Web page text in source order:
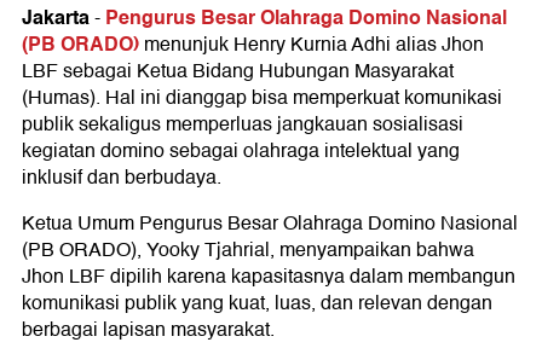
Jakarta-Pengurus Besar Olahraga Domino Nasional
(PB ORADO)menunjuk Henry Kurnia Adhi alias Jhon
LBF sebagai Ketua Bidang Hubungan Masyarakat
(Humas). Hal ini dianggap bisa memperkuat komunikasi
publik sekaligus memperluas jangkauan sosialisasi
kegiatan domino sebagai olahraga intelektual yang
inklusif dan berbudaya.
Ketua Umum Pengurus Besar Olahraga Domino Nasional
(PB ORADO), Yooky Tjahrial, menyampaikan bahwa
Jhon LBF dipilih karena kapasitasnya dalam membangun
komunikasi publik yang kuat, luas, dan relevan dengan
berbagai lapisan masyarakat.